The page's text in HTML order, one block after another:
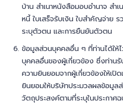
บ้าน สำเนาหนังสือมอบอำนาจ สำ
หนี้ ใบเสร็จรับเงิน ใบสำคัญจ่าย ร
ระบุตัวตน และการยืนยันตัวตน
ข้อมูลส่วนบุคคลอื่น ๆ ที่ท่านได้ให้
บุคคลอื่นของผู้เกี่ยวข้อง ซึ่งท่าน
ความยินยอมจากผู้เกี่ยวข้องให้เ
ยินยอมให้บริษัทประมวลผลข้อมู
วัตถุประสงค์ตามที่ระบุในประกาศ